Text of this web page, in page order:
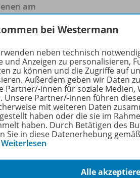
am
Rechenpuzzle „ALFONS hat
dabei Schritt für Schritt das
und in Ruhe mit den
bei Westermann
neben technisch
und Anzeigen zu personalisieren,
zu können und die Zugriffe auf
Außerdem geben wir Daten
Partner/-innen für soziale Medien,
Unsere Partner/-innen führen
mit weiteren Daten
haben oder die sie im
haben. Durch Betätigen des
Sie in diese Datenerhebung gemäß
Weiterlesen
Alle